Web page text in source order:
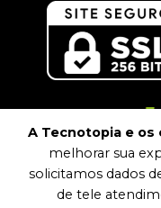
A Tecnotopia e os
melhorar sua
solicitamos dados
de tele